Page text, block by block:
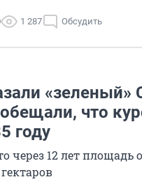
1 287 Обсудить
«зеленый»
что
году
через 12 лет площадь